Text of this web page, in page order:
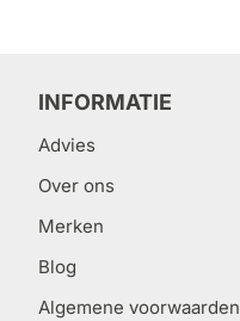
INFORMATIE
Advies
Over ons
Merken
Blog
Algemene voorwaarden